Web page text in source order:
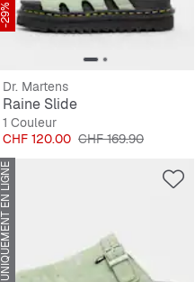
-29%
Dr. Martens
Raine Slide
1 Couleur
Prix
CHF 120.00 Prix original
CHF 169.90
UNIQUEMENT EN LIGNE